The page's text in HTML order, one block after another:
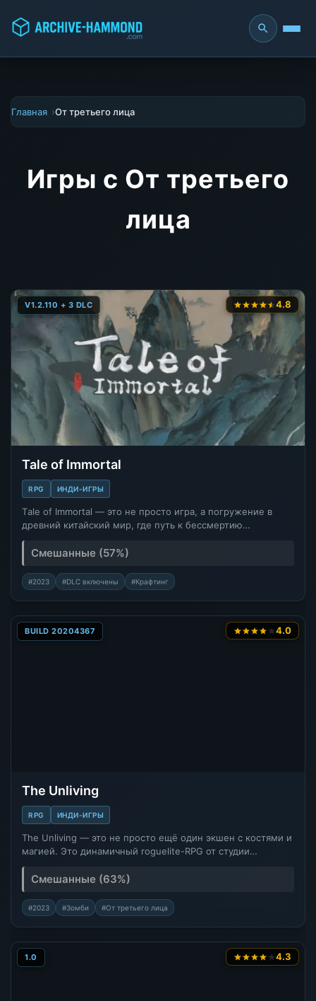
Главная От третьего лица
Игры с От третьего
лица
V1.2.110 + 3 DLC 4.8
Tale of Immortal
RPG ИНДИ-ИГРЫ
Тale of Immortal — это не просто игра, а погружение в
древний китайский мир, где путь к бессмертию…
Смешанные (57%)
#2023 #DLC включены #Крафтинг
BUILD 20204367 4.0
The Unliving
RPG ИНДИ-ИГРЫ
The Unliving — это не просто ещё один экшен с костями и
магией. Это динамичный roguelite-RPG от студии…
Смешанные (63%)
#2023 #Зомби #От третьего лица
1.0 4.3